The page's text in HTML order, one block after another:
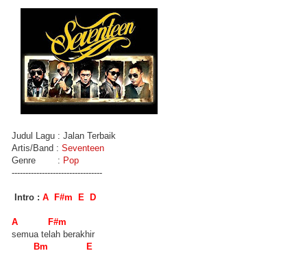
Judul Lagu : Jalan Terbaik
Artis/Band : Seventeen
Genre : Pop
---------------------------------
Intro : A F#m E D
A F#m
semua telah berakhir
Bm E